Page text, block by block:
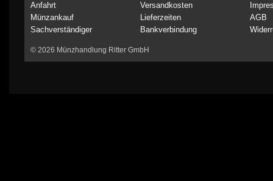
Anfahrt
Münzankauf
Sachverständiger
Versandkosten
Lieferzeiten
Bankverbindung
AGB
© 2026 Münzhandlung Ritter GmbH